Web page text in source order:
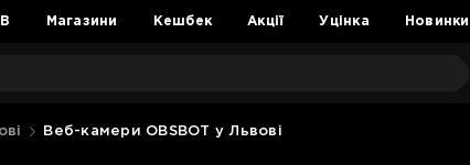
Магазини Кешбек Акції Уцінка Новинки
Веб-камери OBSBOT у Львові